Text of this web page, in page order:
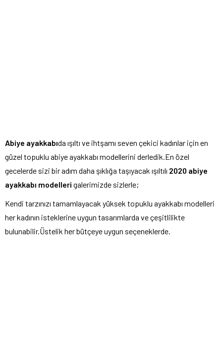
Abiye ayakkabıda ışıltı ve ihtşamı seven çekici kadınlar için en
güzel topuklu abiye ayakkabı modellerini derledik.En özel
gecelerde sizi bir adım daha şıklığa taşıyacak ışıltılı 2020 abiye
ayakkabı modelleri galerimizde sizlerle;
Kendi tarzınızı tamamlayacak yüksek topuklu ayakkabı modelleri
her kadının isteklerine uygun tasarımlarda ve çeşitlilikte
bulunabilir.Üstelik her bütçeye uygun seçeneklerde.